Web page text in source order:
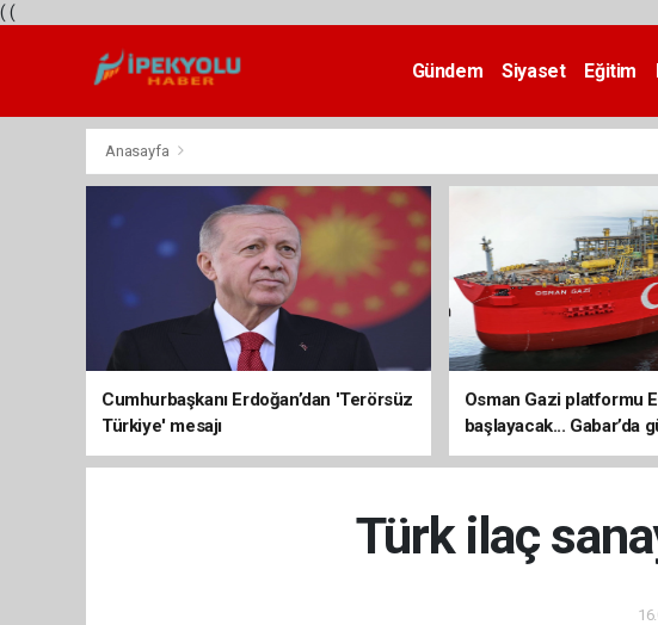
( (
Gündem Siyaset Eğitim
Anasayfa
Cumhurbaşkanı Erdoğan’dan 'Terörsüz
Türkiye' mesajı
Osman Gazi platformu
başlayacak... Gabar’da
üretimi 83 bin 200 varile
Türk ilaç